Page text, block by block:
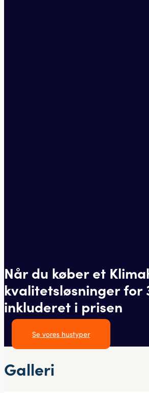
Når du køber et
kvalitetsløsninger for
inkluderet i prisen
Se vores hustyper
Galleri